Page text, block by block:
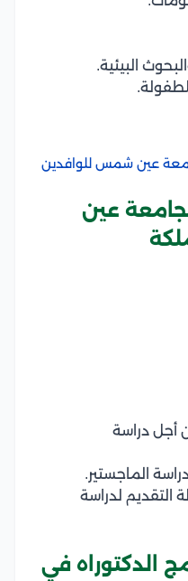
البيئية.
عين شمس للوافدين
عين
أجل دراسة
الماجستير.
التقديم لدراسة
الدكتوراه في